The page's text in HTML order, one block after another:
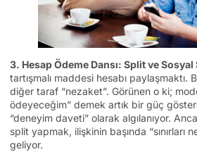
3. Hesap Ödeme Dansı: Split ve Sosyal
tartışmalı maddesi hesabı paylaşmaktı.
diğer taraf “nezaket”. Görünen o ki;
ödeyeceğim” demek artık bir güç
“deneyim daveti” olarak algılanıyor.
split yapmak, ilişkinin başında “sınırları
geliyor.